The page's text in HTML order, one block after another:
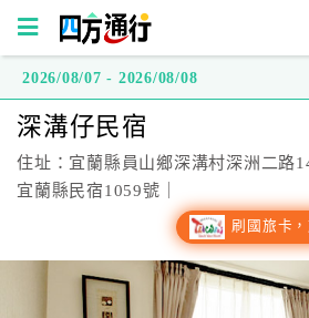
方
通
行
2026/08/07 - 2026/08/08
深溝仔民宿
住址：宜蘭縣員山鄉深溝村深洲二路
宜蘭縣民宿1059號｜
刷國旅卡